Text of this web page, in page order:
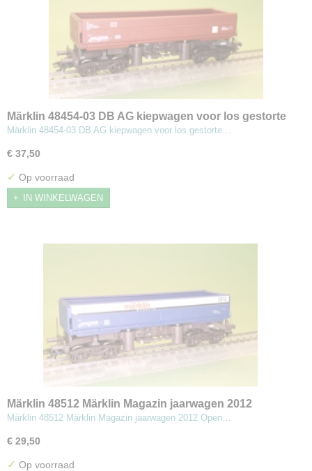
Märklin 48454-03 DB AG kiepwagen voor los gestorte
goederen
Märklin 48454-03 DB AG kiepwagen voor los gestorte…
€ 37,50
✓ Op voorraad
IN WINKELWAGEN
Märklin 48512 Märklin Magazin jaarwagen 2012
Märklin 48512 Märklin Magazin jaarwagen 2012 Open…
€ 29,50
✓ Op voorraad